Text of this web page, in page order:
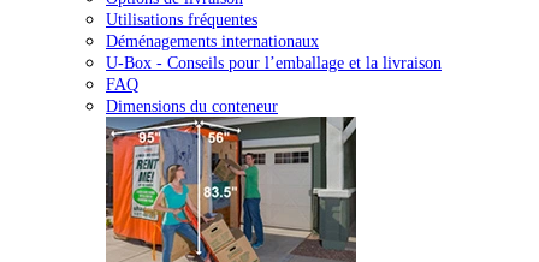
Utilisations fréquentes
Déménagements internationaux
U-Box - Conseils pour l’emballage et la livraison
FAQ
Dimensions du conteneur